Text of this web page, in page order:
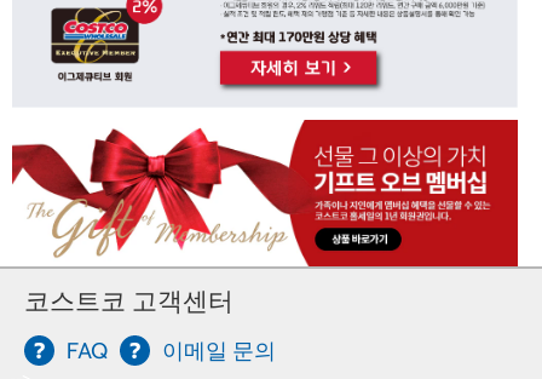
코스트코 고객센터
FAQ 이메일 문의